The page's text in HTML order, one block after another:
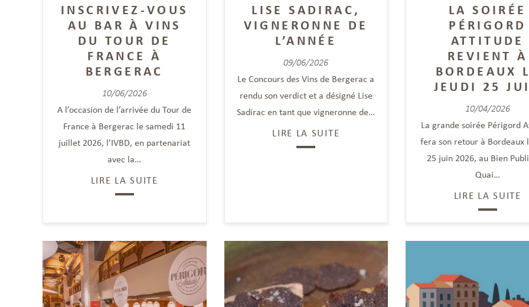
INSCRIVEZ-VOUS
AU BAR À VINS
DU TOUR DE
FRANCE À
BERGERAC
10/06/2026
A l’occasion de l’arrivée du Tour de
France à Bergerac le samedi 11
juillet 2026, l’IVBD, en partenariat
avec la…
LIRE LA SUITE
LISE SADIRAC,
VIGNERONNE DE
L’ANNÉE
09/06/2026
Le Concours des Vins de Bergerac a
rendu son verdict et a désigné Lise
Sadirac en tant que vigneronne de…
LIRE LA SUITE
LA SOIRÉE
PÉRIGORD
ATTITUDE
REVIENT À
BORDEAUX
JEUDI 25
10/04/2026
La grande soirée Périgord
fera son retour à Bordeaux
25 juin 2026, au Bien
Quai…
LIRE LA SUITE